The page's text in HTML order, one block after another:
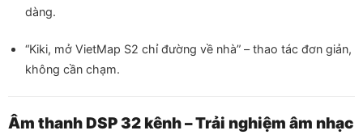
dàng.
“Kiki, mở VietMap S2 chỉ đường về nhà” – thao tác đơn giản,
không cần chạm.
Âm thanh DSP 32 kênh – Trải nghiệm âm nhạc